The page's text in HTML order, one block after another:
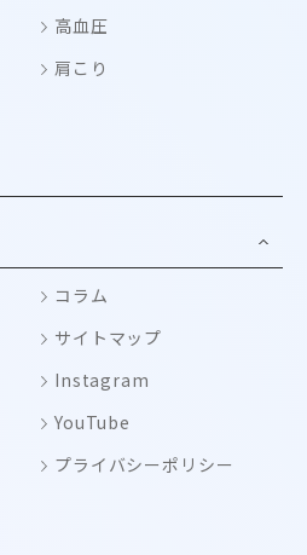
高血圧
肩こり
コラム
サイトマップ
Instagram
YouTube
プライバシーポリシー